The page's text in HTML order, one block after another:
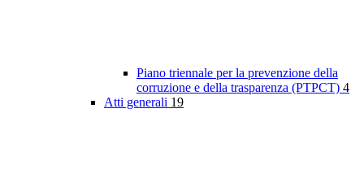
Piano triennale per la prevenzione della
corruzione e della trasparenza (PTPCT) 4
Atti generali 19